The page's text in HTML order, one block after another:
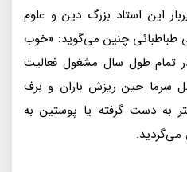
این استاد بزرگ دین و علوم
طباطبائی چنین می‌گوید: «خوب
تمام طول سال مشغول فعالیت
سرما حین ریزش باران و برف
به دست گرفته یا پوستین به
می‌گردید.